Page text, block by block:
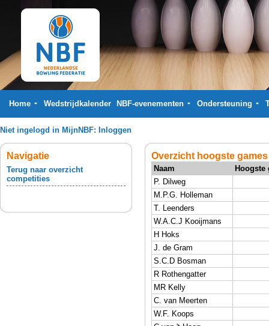
Home Wedstrijdkalender NBF-evenementen Ondersteuning
Niet ingelogd in MijnNBF: Inloggen
Navigatie
Terug naar overzicht
competities
Overzicht hoogste
Naam
Hoogste
P. Dilweg
M.P.G. Holleman
T. Leenders
W.A.C.J Kooijmans
H Hoks
J. de Gram
S.C.D Bosman
R Rothengatter
MR Kelly
C. van Meerten
W.F. Koops